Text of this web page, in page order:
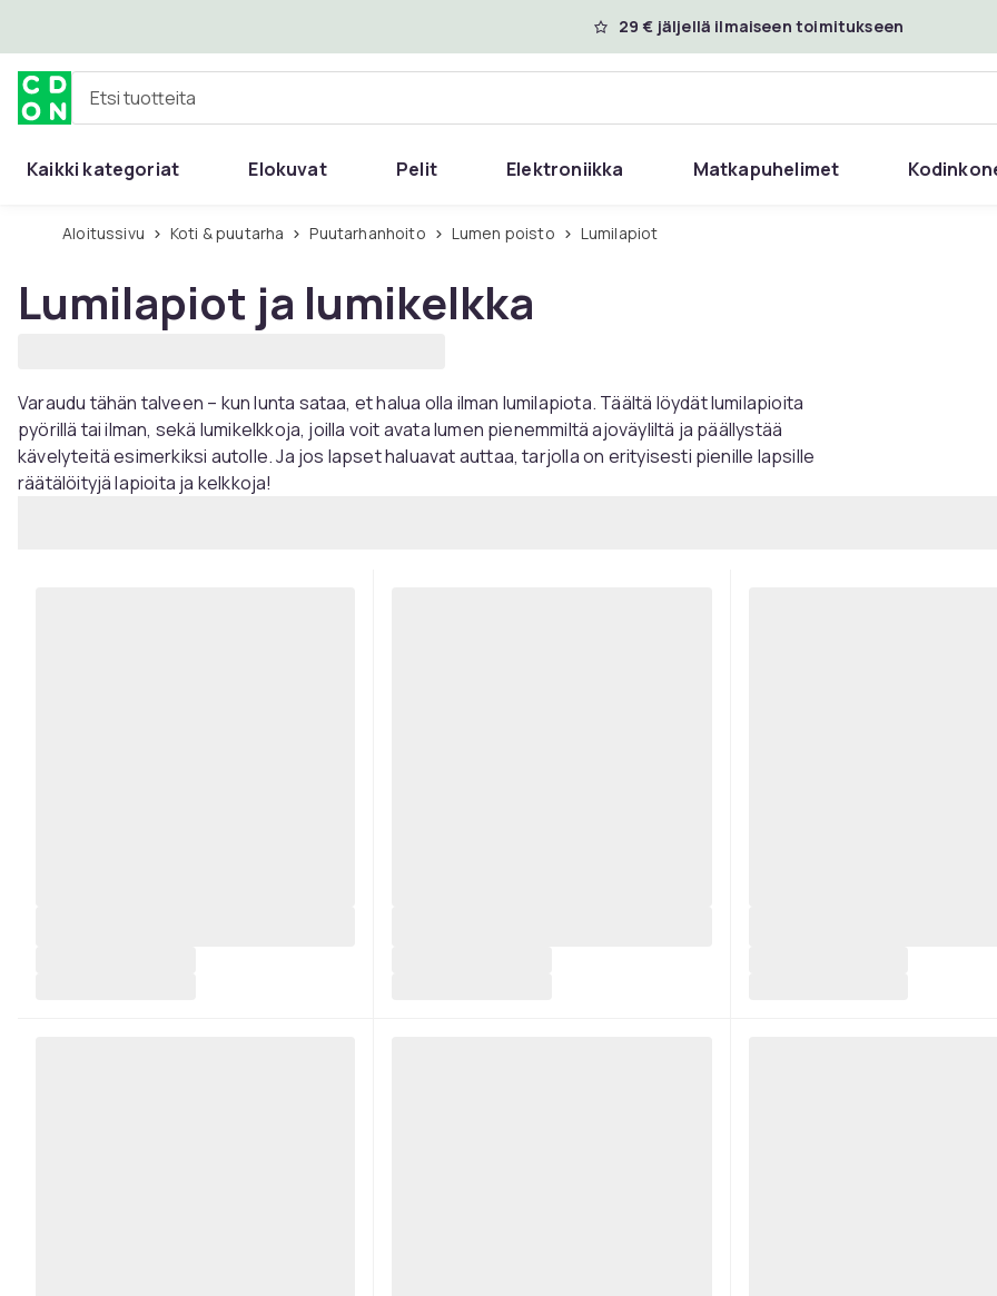
29 € jäljellä ilmaiseen toimitukseen
Etsi tuotteita
Kaikki kategoriat Elokuvat Pelit Elektroniikka Matkapuhelimet
Aloitussivu Koti & puutarha Puutarhanhoito Lumen poisto Lumilapiot
Lumilapiot ja lumikelkka
Varaudu tähän talveen – kun lunta sataa, et halua olla ilman lumilapiota. Täältä löydät lumilapioita
pyörillä tai ilman, sekä lumikelkkoja, joilla voit avata lumen pienemmiltä ajoväyliltä ja päällystää
kävelyteitä esimerkiksi autolle. Ja jos lapset haluavat auttaa, tarjolla on erityisesti pienille lapsille
räätälöityjä lapioita ja kelkkoja!